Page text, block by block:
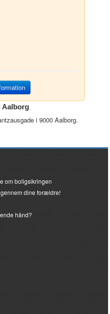
Aalborg
i 9000 Aalborg.
om boligsikringen
dine forældre!
hånd?